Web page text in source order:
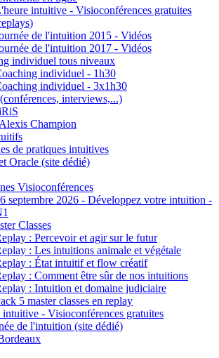
intuitive - Visioconférences gratuites
de l'intuition 2015 - Vidéos
de l'intuition 2017 - Vidéos
individuel tous niveaux
individuel - 1h30
individuel - 3x1h30
interviews,...)
Champion
de pratiques intuitives
Oracle (site dédié)
Visioconférences
septembre 2026 - Développez votre intuition -
Classes
: Percevoir et agir sur le futur
: Les intuitions animale et végétale
: État intuitif et flow créatif
: Comment être sûr de nos intuitions
: Intuition et domaine judiciaire
5 master classes en replay
- Visioconférences gratuites
de l'intuition (site dédié)